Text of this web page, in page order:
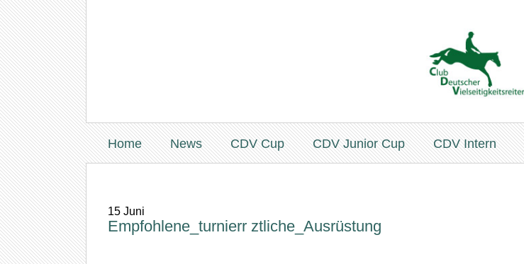
Home News CDV Cup CDV Junior Cup CDV Intern
15 Juni
Empfohlene_turnierr ztliche_Ausrüstung